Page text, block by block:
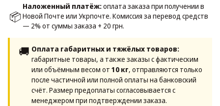
📦
Наложенный платёж:оплата заказа при получении в
Новой Почте или Укрпочте. Комиссия за перевод средств
— 2% от суммы заказа + 20 грн.
🚚 Оплата габаритных и тяжёлых товаров:
габаритные товары, а также заказы с фактическим
или объёмным весом от 10 кг, отправляются только
после частичной или полной оплаты на банковский
счёт. Размер предоплаты согласовывается с
менеджером при подтверждении заказа.